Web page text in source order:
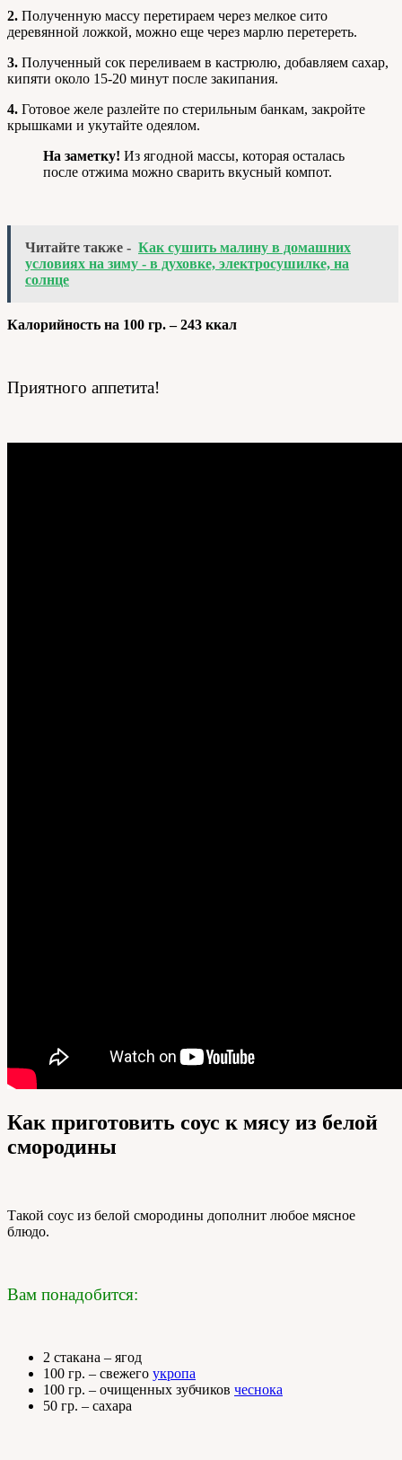
2. Полученную массу перетираем через мелкое сито
деревянной ложкой, можно еще через марлю перетереть.
3. Полученный сок переливаем в кастрюлю, добавляем сахар,
кипяти около 15-20 минут после закипания.
4. Готовое желе разлейте по стерильным банкам, закройте
крышками и укутайте одеялом.
На заметку! Из ягодной массы, которая осталась
после отжима можно сварить вкусный компот.
Читайте также - Как сушить малину в домашних
условиях на зиму - в духовке, электросушилке, на
солнце
Калорийность на 100 гр. – 243 ккал
Приятного аппетита!
Как приготовить соус к мясу из белой
смородины
Такой соус из белой смородины дополнит любое мясное
блюдо.
Вам понадобится:
2 стакана – ягод
100 гр. – свежего укропа
100 гр. – очищенных зубчиков чеснока
50 гр. – сахара